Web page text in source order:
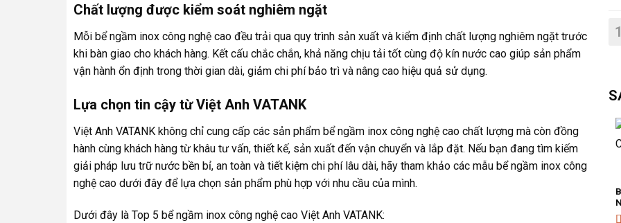
Chất lượng được kiểm soát nghiêm ngặt
Mỗi bể ngầm inox công nghệ cao đều trải qua quy trình sản xuất và kiểm định chất lượng nghiêm ngặt trước
khi bàn giao cho khách hàng. Kết cấu chắc chắn, khả năng chịu tải tốt cùng độ kín nước cao giúp sản phẩm
vận hành ổn định trong thời gian dài, giảm chi phí bảo trì và nâng cao hiệu quả sử dụng.
Lựa chọn tin cậy từ Việt Anh VATANK
Việt Anh VATANK không chỉ cung cấp các sản phẩm bể ngầm inox công nghệ cao chất lượng mà còn đồng
hành cùng khách hàng từ khâu tư vấn, thiết kế, sản xuất đến vận chuyển và lắp đặt. Nếu bạn đang tìm kiếm
giải pháp lưu trữ nước bền bỉ, an toàn và tiết kiệm chi phí lâu dài, hãy tham khảo các mẫu bể ngầm inox công
nghệ cao dưới đây để lựa chọn sản phẩm phù hợp với nhu cầu của mình.
Dưới đây là Top 5 bể ngầm inox công nghệ cao Việt Anh VATANK: